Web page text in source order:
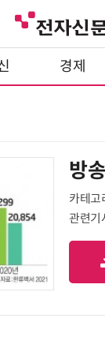
경제
방
카테고
관련기